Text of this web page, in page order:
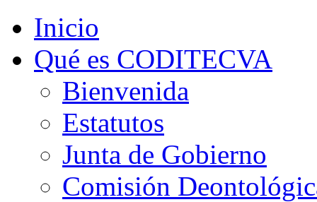
Inicio
Qué es CODITECVA
Bienvenida
Estatutos
Junta de Gobierno
Comisión